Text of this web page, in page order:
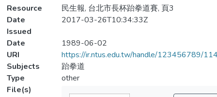
Resource
民生報, 台北市長杯跆拳道賽, 頁3
Date
Issued
2017-03-26T10:34:33Z
Date
1989-06-02
URI
https://ir.ntus.edu.tw/handle/123456789/
Subjects
跆拳道
Type
other
File(s)